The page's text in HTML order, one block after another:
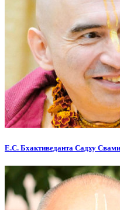
Е.С. Бхактиведанта Садху